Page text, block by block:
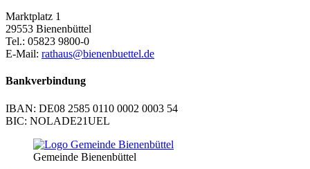
Marktplatz 1
29553 Bienenbüttel
Tel.: 05823 9800-0
E-Mail: rathaus@bienenbuettel.de
Bankverbindung
IBAN: DE08 2585 0110 0002 0003 54
BIC: NOLADE21UEL
Gemeinde Bienenbüttel